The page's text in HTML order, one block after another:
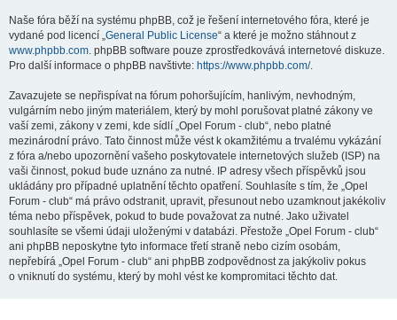
Naše fóra běží na systému phpBB, což je řešení internetového fóra, které je
vydané pod licencí „General Public License“ a které je možno stáhnout z
www.phpbb.com. phpBB software pouze zprostředkovává internetové diskuze.
Pro další informace o phpBB navštivte: https://www.phpbb.com/.
Zavazujete se nepřispívat na fórum pohoršujícím, hanlivým, nevhodným,
vulgárním nebo jiným materiálem, který by mohl porušovat platné zákony ve
vaší zemi, zákony v zemi, kde sídlí „Opel Forum - club“, nebo platné
mezinárodní právo. Tato činnost může vést k okamžitému a trvalému vykázání
z fóra a/nebo upozornění vašeho poskytovatele internetových služeb (ISP) na
vaši činnost, pokud bude uznáno za nutné. IP adresy všech příspěvků jsou
ukládány pro případné uplatnění těchto opatření. Souhlasíte s tím, že „Opel
Forum - club“ má právo odstranit, upravit, přesunout nebo uzamknout jakékoliv
téma nebo příspěvek, pokud to bude považovat za nutné. Jako uživatel
souhlasíte se všemi údaji uloženými v databázi. Přestože „Opel Forum - club“
ani phpBB neposkytne tyto informace třetí straně nebo cizím osobám,
nepřebírá „Opel Forum - club“ ani phpBB zodpovědnost za jakýkoliv pokus
o vniknutí do systému, který by mohl vést ke kompromitaci těchto dat.